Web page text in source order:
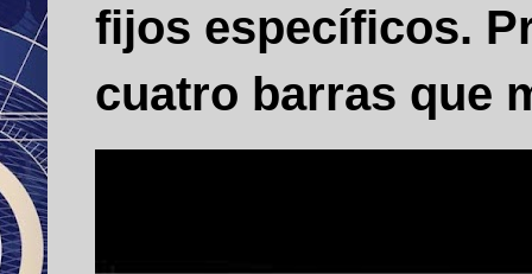
fijos específicos.
cuatro barras que